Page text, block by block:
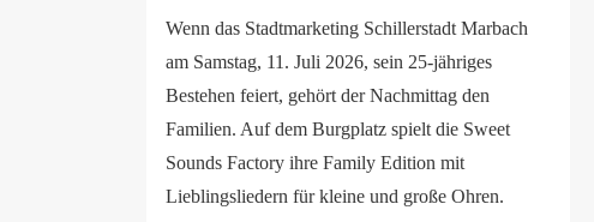
Wenn das Stadtmarketing Schillerstadt Marbach
am Samstag, 11. Juli 2026, sein 25-jähriges
Bestehen feiert, gehört der Nachmittag den
Familien. Auf dem Burgplatz spielt die Sweet
Sounds Factory ihre Family Edition mit
Lieblingsliedern für kleine und große Ohren.